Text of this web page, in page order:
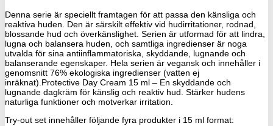
Denna serie är speciellt framtagen för att passa den känsliga och
reaktiva huden. Den är särskilt effektiv vid hudirritationer, rodnad,
blossande hud och överkänslighet. Serien är utformad för att lindra,
lugna och balansera huden, och samtliga ingredienser är noga
utvalda för sina antiinflammatoriska, skyddande, lugnande och
balanserande egenskaper. Hela serien är vegansk och innehåller i
genomsnitt 76% ekologiska ingredienser (vatten ej
inräknat).Protective Day Cream 15 ml – En skyddande och
lugnande dagkräm för känslig och reaktiv hud. Stärker hudens
naturliga funktioner och motverkar irritation.
Try-out set innehåller följande fyra produkter i 15 ml format: